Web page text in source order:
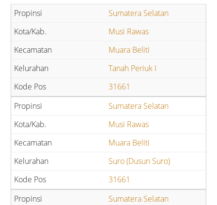
Sumatera Selatan
Musi Rawas
Muara Beliti
Tanah Periuk I
31661
Sumatera Selatan
Musi Rawas
Muara Beliti
Suro (Dusun Suro)
31661
Sumatera Selatan